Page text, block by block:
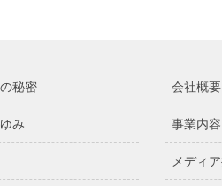
秘密
み
会社概要
事業内容
メディ